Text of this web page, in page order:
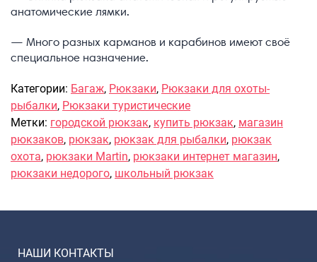
Сумки колесные
Сумки деловые
Сумки поясные
Сумки пляжные
Сумки для ноутбуков
Сумки-тележки хозяйственные
Сумки-рюкзаки на колёсах
Сумки детские
анатомические лямки.
— Много разных карманов и карабинов имеют своё
специальное назначение.
Категории: Багаж, Рюкзаки, Рюкзаки для охоты-
рыбалки, Рюкзаки туристические
Метки: городской рюкзак, купить рюкзак, магазин
рюкзаков, рюкзак, рюкзак для рыбалки, рюкзак
охота, рюкзаки Martin, рюкзаки интернет магазин,
рюкзаки недорого, школьный рюкзак
НАШИ КОНТАКТЫ